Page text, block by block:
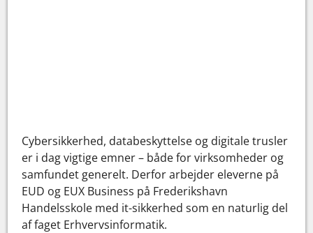
Cybersikkerhed, databeskyttelse og digitale trusler
er i dag vigtige emner – både for virksomheder og
samfundet generelt. Derfor arbejder eleverne på
EUD og EUX Business på Frederikshavn
Handelsskole med it-sikkerhed som en naturlig del
af faget Erhvervsinformatik.